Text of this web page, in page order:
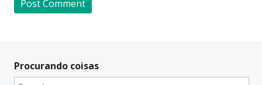
t
e
Procurando coisas